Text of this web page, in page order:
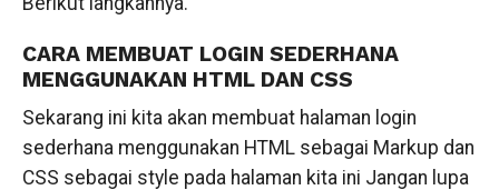
CARA MEMBUAT LOGIN SEDERHANA
MENGGUNAKAN HTML DAN CSS
Sekarang ini kita akan membuat halaman login
sederhana menggunakan HTML sebagai Markup dan
CSS sebagai style pada halaman kita ini Jangan lupa